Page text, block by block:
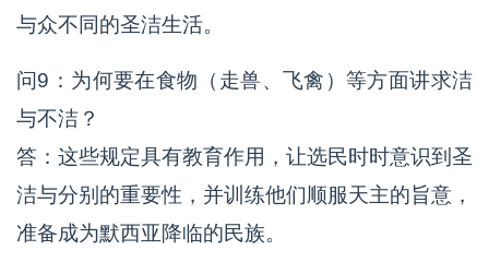
与众不同的圣洁生活。
问9：为何要在食物（走兽、飞禽）等方面讲求洁
与不洁？
答：这些规定具有教育作用，让选民时时意识到圣
洁与分别的重要性，并训练他们顺服天主的旨意，
准备成为默西亚降临的民族。